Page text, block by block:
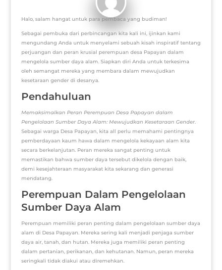
Halo, salam hangat untuk para pembaca yang budiman!
Sebagai pembuka dari perbincangan kita kali ini, ijinkan kami
mengundang Anda untuk menyelami sebuah kisah inspiratif tentang
perjuangan dan peran krusial perempuan desa Papayan dalam
mengelola sumber daya alam. Siapkan diri Anda untuk terkesima
oleh semangat mereka yang membara dalam mewujudkan
kesetaraan gender di desanya.
Pendahuluan
Memaksimalkan Peran Perempuan Desa Papayan dalam
Pengelolaan Sumber Daya Alam: Mewujudkan Kesetaraan Gender.
Sebagai warga Desa Papayan, kita all perlu memahami pentingnya
pemberdayaan kaum hawa dalam mengelola kekayaan alam kita
secara berkelanjutan. Peran mereka sangat penting untuk
memastikan bahwa sumber daya tersebut dikelola dengan baik,
demi kesejahteraan masyarakat kita sekarang dan generasi
mendatang.
Perempuan Dalam Pengelolaan
Sumber Daya Alam
Perempuan memiliki peran penting dalam pengelolaan sumber daya
alam di Desa Papayan. Mereka sering kali menjadi penjaga sumber
daya air, tanah, dan hutan. Mereka juga memiliki peran penting
dalam pertanian, perikanan, dan kehutanan. Namun, peran mereka
seringkali tidak diakui atau diremehkan.